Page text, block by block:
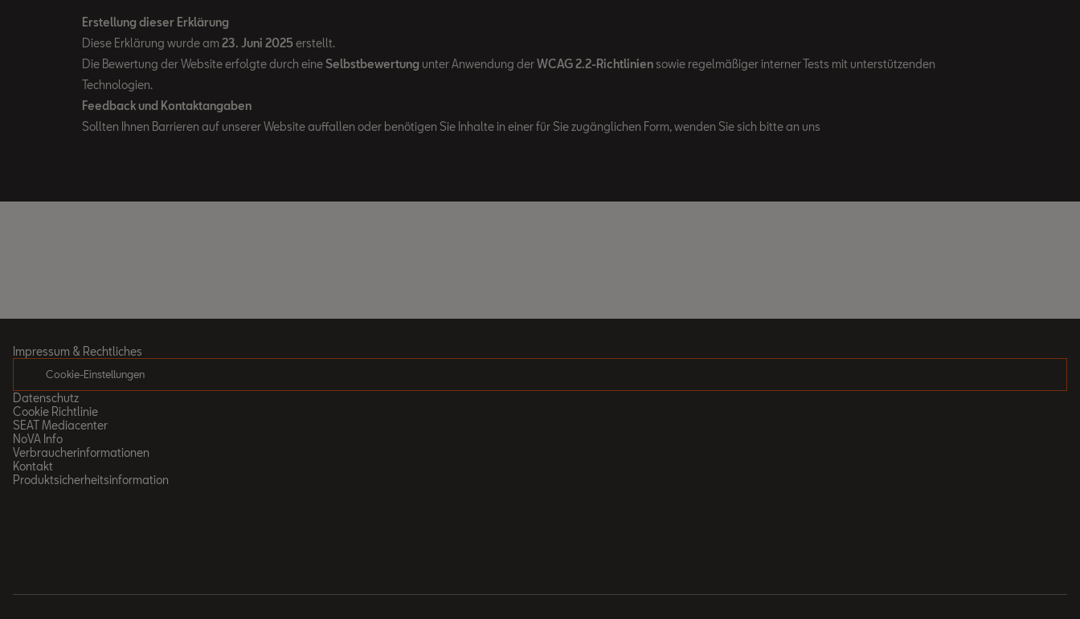
Erstellung dieser Erklärung
Diese Erklärung wurde am 23. Juni 2025erstellt.
Die Bewertung der Website erfolgte durch eine Selbstbewertung unter Anwendung derWCAG 2.2-Richtliniensowie regelmäßiger interner Tests mit unterstützenden
Technologien.
Feedback und Kontaktangaben
Sollten Ihnen Barrieren auf unserer Website auffallen oder benötigen Sie Inhalte in einer für Sie zugänglichen Form, wenden Sie sich bitte an uns
Impressum & Rechtliches
Cookie-Einstellungen
Datenschutz
Cookie Richtlinie
SEAT Mediacenter
NoVA Info
Verbraucherinformationen
Kontakt
Produktsicherheitsinformation